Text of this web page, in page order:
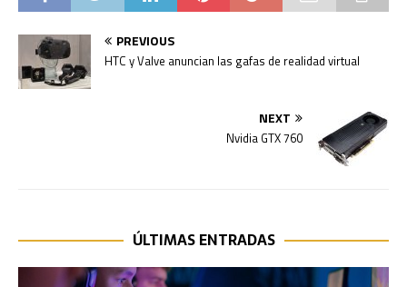
PREVIOUS
HTC y Valve anuncian las gafas de realidad virtual
NEXT
Nvidia GTX 760
ÚLTIMAS ENTRADAS